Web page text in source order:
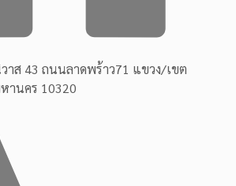
าส 43 ถนนลาดพร้าว71 แขวง/เขต
านคร 10320